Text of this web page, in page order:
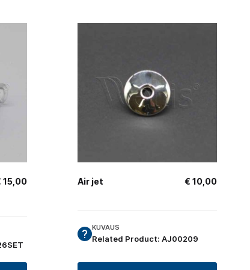
15,00 Air jet € 10,00
KUVAUS
Related Product: AJ00209